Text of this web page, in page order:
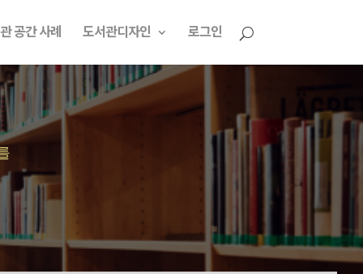
공간 사례 도서관디자인 로그인